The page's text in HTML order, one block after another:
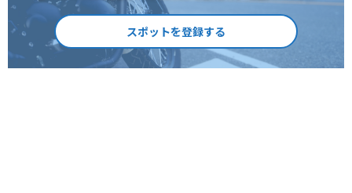
スポットを登録する